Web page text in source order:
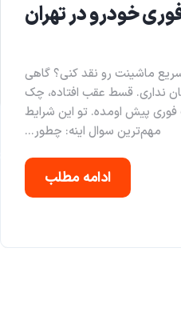
خودرو در تهران
ماشینت رو نقد کنی؟ گاهی
نداری. قسط عقب افتاده، چک
پیش اومده. تو این شرایط
مهم‌ترین سوال اینه: چطور...
ادامه مطلب